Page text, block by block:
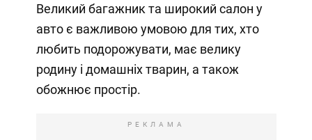
Великий багажник та широкий салон у
авто є важливою умовою для тих, хто
любить подорожувати, має велику
родину і домашніх тварин, а також
обожнює простір.
РЕКЛАМА